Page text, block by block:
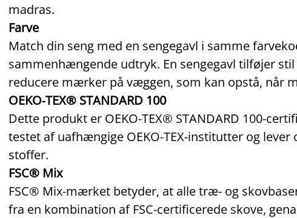
madras.
Farve
Match din seng med en sengegavl i samme
sammenhængende udtryk. En sengegavl tilføjer
reducere mærker på væggen, som kan opstå, når
OEKO‑TEX® STANDARD 100
Dette produkt er OEKO‑TEX® STANDARD
testet af uafhængige OEKO‑TEX‑institutter og
stoffer.
FSC® Mix
FSC® Mix‑mærket betyder, at alle træ‑ og
fra en kombination af FSC‑certificerede skove,